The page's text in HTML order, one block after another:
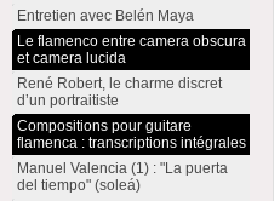
Entretien avec Belén Maya
Le flamenco entre camera obscura
et camera lucida
René Robert, le charme discret
d’un portraitiste
Compositions pour guitare
flamenca : transcriptions intégrales
Manuel Valencia (1) : "La puerta
del tiempo" (soleá)